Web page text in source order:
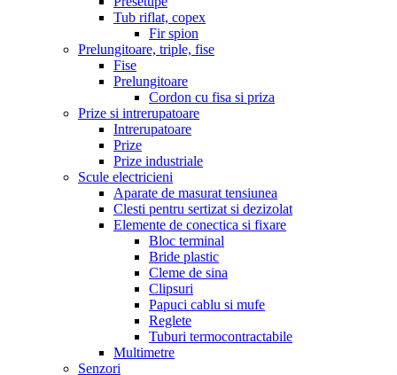
Tub riflat, copex
Fir spion
Prelungitoare, triple, fise
Fise
Prelungitoare
Cordon cu fisa si priza
Prize si intrerupatoare
Intrerupatoare
Prize
Prize industriale
Scule electricieni
Aparate de masurat tensiunea
Clesti pentru sertizat si dezizolat
Elemente de conectica si fixare
Bloc terminal
Bride plastic
Cleme de sina
Clipsuri
Papuci cablu si mufe
Reglete
Tuburi termocontractabile
Multimetre
Senzori